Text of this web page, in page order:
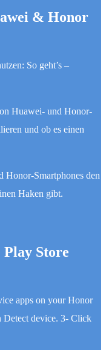
& Honor
So geht’s –
Huawei- und Honor-
und ob es einen
Smartphones den
Haken gibt.
Store
apps on your Honor
device. 3- Click